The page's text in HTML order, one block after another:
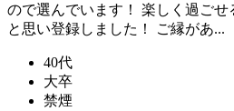
ので選んでいます！ 楽しく過ご
と思い登録しました！ ご縁があ...
40代
大卒
禁煙